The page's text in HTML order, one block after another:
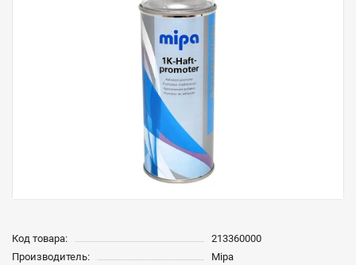
Код товара:
213360000
Производитель:
Mipa